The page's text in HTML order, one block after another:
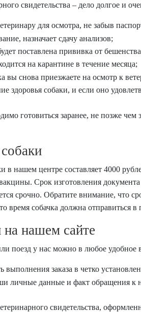
свидетельства – дело долгое и
для осмотра, не забыв
назначает сдачу анализов;
поставлена прививка от
на карантине в течение месяца;
вы снова приезжаете на осмотр к
здоровья собаки, и если оно
готовиться заранее, не позже
в нашем центре составляет 4000
Срок изготовления
срочно. Обратите внимание, что
время собачка должна отправиться
нашем сайте
поезд у нас можно в любое
выполнения заказа в четко
личные данные и факт обращения к
свидетельства,